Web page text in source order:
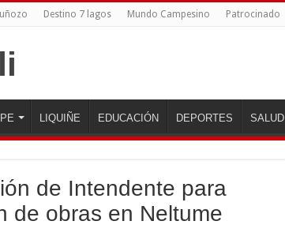
Destino 7 lagos Mundo Campesino Patrocinado
LIQUIÑE EDUCACIÓN DEPORTES SALUD
de Intendente para
de obras en Neltume